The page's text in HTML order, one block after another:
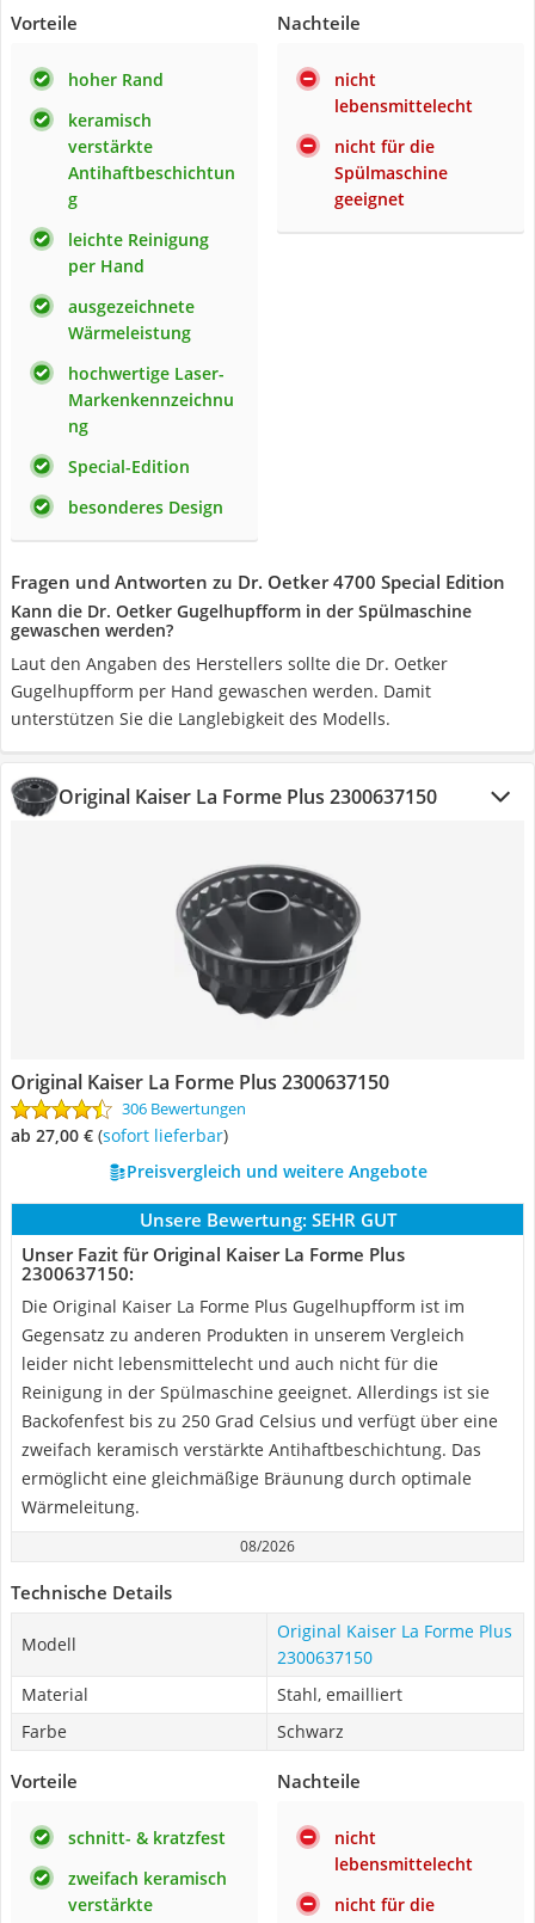
Vorteile
hoher Rand
keramisch
verstärkte
Antihaftbeschichtun
g
leichte Reinigung
per Hand
ausgezeichnete
Wärmeleistung
hochwertige Laser-
Markenkennzeichnu
ng
Special-Edition
besonderes Design
Nachteile
nicht
lebensmittelecht
nicht für die
Spülmaschine
geeignet
Fragen und Antworten zu Dr. Oetker 4700 Special Edition
Kann die Dr. Oetker Gugelhupfform in der Spülmaschine
gewaschen werden?
Laut den Angaben des Herstellers sollte die Dr. Oetker
Gugelhupfform per Hand gewaschen werden. Damit
unterstützen Sie die Langlebigkeit des Modells.
Original Kaiser La Forme Plus 2300637150
Original Kaiser La Forme Plus 2300637150
306 Bewertungen
ab 27,00 € ( Sofort lieferbar)
Preisvergleich und weitere Angebote
Unsere Bewertung: SEHR GUT
Unser Fazit für Original Kaiser La Forme Plus
2300637150:
Die Original Kaiser La Forme Plus Gugelhupfform ist im
Gegensatz zu anderen Produkten in unserem Vergleich
leider nicht lebensmittelecht und auch nicht für die
Reinigung in der Spülmaschine geeignet. Allerdings ist sie
Backofenfest bis zu 250 Grad Celsius und verfügt über eine
zweifach keramisch verstärkte Antihaftbeschichtung. Das
ermöglicht eine gleichmäßige Bräunung durch optimale
Wärmeleitung.
08/2026
Technische Details
Modell
Original Kaiser La Forme Plus
2300637150
Material
Stahl, emailliert
Farbe
Schwarz
Vorteile
schnitt- & kratzfest
zweifach keramisch
verstärkte
Nachteile
nicht
lebensmittelecht
nicht für die